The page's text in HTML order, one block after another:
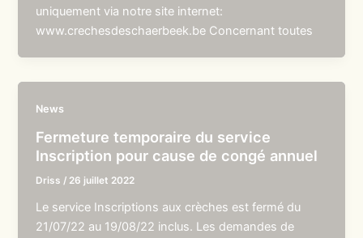
uniquement via notre site internet:
www.crechesdeschaerbeek.be Concernant toutes
News
Fermeture temporaire du service
Inscription pour cause de congé annuel
Driss / 26 juillet 2022
Le service Inscriptions aux crèches est fermé du
21/07/22 au 19/08/22 inclus. Les demandes de